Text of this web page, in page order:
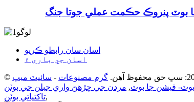
اسان سان رابطو ڪريو
اسان جي باري ۾
گرم مصنوعات - سائيٽ ميپ
فيشن جا بوٽ, مردن جي چڙهڻ واري جبلن جي بوٽن
تاکتياتي بوٽن,